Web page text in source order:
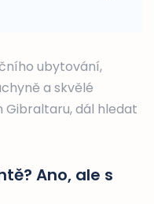
ubytování,
a skvělé
dál hledat
Ano, ale s